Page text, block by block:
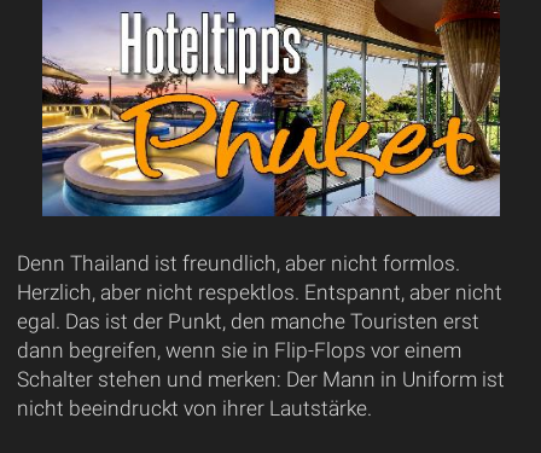
Denn Thailand ist freundlich, aber nicht formlos.
Herzlich, aber nicht respektlos. Entspannt, aber nicht
egal. Das ist der Punkt, den manche Touristen erst
dann begreifen, wenn sie in Flip-Flops vor einem
Schalter stehen und merken: Der Mann in Uniform ist
nicht beeindruckt von ihrer Lautstärke.